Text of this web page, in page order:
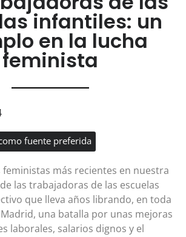
infantiles: un
en la lucha
feminista
fuente preferida
feministas más recientes en nuestra
las trabajadoras de las escuelas
que lleva años librando, en toda
una batalla por unas mejoras
laborales, salarios dignos y el